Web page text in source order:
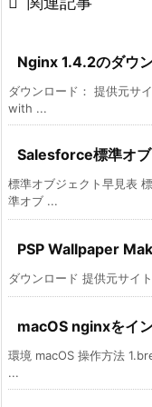
Nginx 1.4.2のダウ
ダウンロード： 提供元サ
with ...
Salesforce標準オ
標準オブジェクト早見表
準オブ ...
PSP Wallpaper
ダウンロード 提供元サイ
macOS nginxをイ
環境 macOS 操作方法
...